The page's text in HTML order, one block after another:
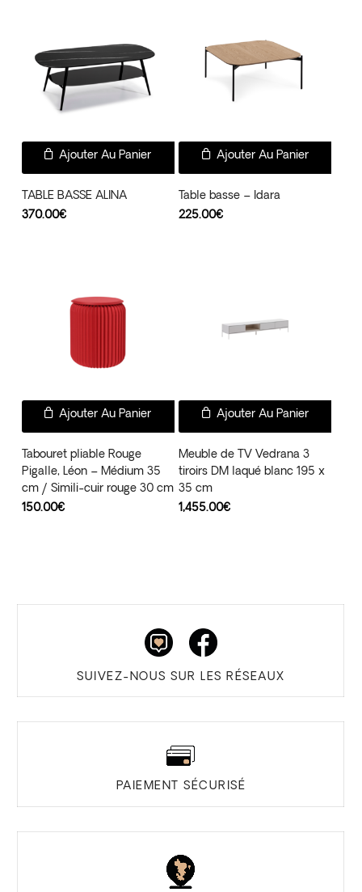
Ajouter Au Panier
TABLE BASSE ALINA
370.00€
Ajouter Au Panier
Table basse – Idara
225.00€
Ajouter Au Panier
Tabouret pliable Rouge
Pigalle, Léon – Médium 35
cm / Simili-cuir rouge 30 cm
150.00€
Ajouter Au Panier
Meuble de TV Vedrana 3
tiroirs DM laqué blanc 195 x
35 cm
1,455.00€
SUIVEZ-NOUS SUR LES RÉSEAUX
PAIEMENT SÉCURISÉ